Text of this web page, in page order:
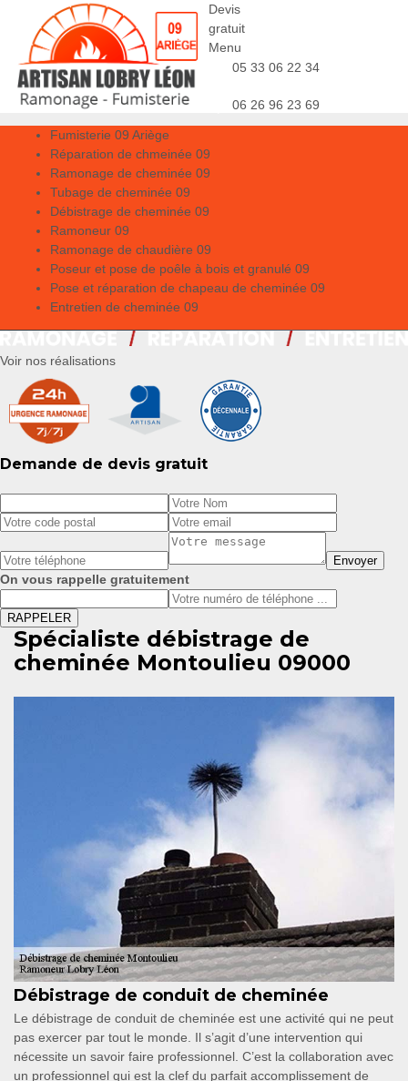
Devis
gratuit
Menu
05 33 06 22 34
06 26 96 23 69
Fumisterie 09 Ariège
Réparation de chmeinée 09
Ramonage de cheminée 09
Tubage de cheminée 09
Débistrage de cheminée 09
Ramoneur 09
Ramonage de chaudière 09
Poseur et pose de poêle à bois et granulé 09
Pose et réparation de chapeau de cheminée 09
Entretien de cheminée 09
Voir nos réalisations
Demande de devis gratuit
On vous rappelle gratuitement
Spécialiste débistrage de
cheminée Montoulieu 09000
Débistrage de conduit de cheminée
Le débistrage de conduit de cheminée est une activité qui ne peut
pas exercer par tout le monde. Il s’agit d’une intervention qui
nécessite un savoir faire professionnel. C’est la collaboration avec
un professionnel qui est la clef du parfait accomplissement de